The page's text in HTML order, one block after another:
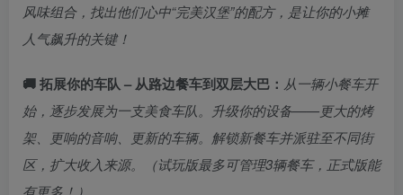
风味组合，找出他们心中“完美汉堡”的配方，是让你的小摊
人气飙升的关键！
🚚 拓展你的车队 – 从路边餐车到双层大巴： 从一辆小餐车开
始，逐步发展为一支美食车队。升级你的设备——更大的烤
架、更响的音响、更新的车辆。解锁新餐车并派驻至不同街
区，扩大收入来源。（试玩版最多可管理3辆餐车，正式版能
有更多！）